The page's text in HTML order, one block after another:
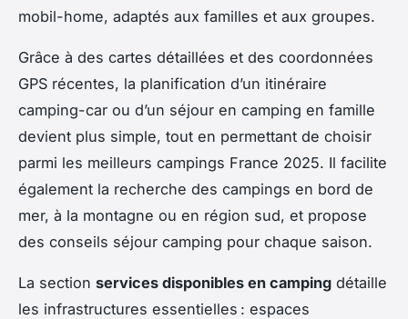
mobil-home, adaptés aux familles et aux groupes.
Grâce à des cartes détaillées et des coordonnées
GPS récentes, la planification d’un itinéraire
camping-car ou d’un séjour en camping en famille
devient plus simple, tout en permettant de choisir
parmi les meilleurs campings France 2025. Il facilite
également la recherche des campings en bord de
mer, à la montagne ou en région sud, et propose
des conseils séjour camping pour chaque saison.
La section services disponibles en camping détaille
les infrastructures essentielles : espaces